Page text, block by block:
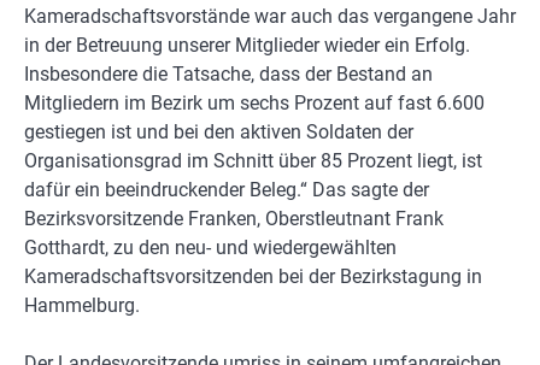
Kameradschaftsvorstände war auch das vergangene Jahr
in der Betreuung unserer Mitglieder wieder ein Erfolg.
Insbesondere die Tatsache, dass der Bestand an
Mitgliedern im Bezirk um sechs Prozent auf fast 6.600
gestiegen ist und bei den aktiven Soldaten der
Organisationsgrad im Schnitt über 85 Prozent liegt, ist
dafür ein beeindruckender Beleg.“ Das sagte der
Bezirksvorsitzende Franken, Oberstleutnant Frank
Gotthardt, zu den neu- und wiedergewählten
Kameradschaftsvorsitzenden bei der Bezirkstagung in
Hammelburg.